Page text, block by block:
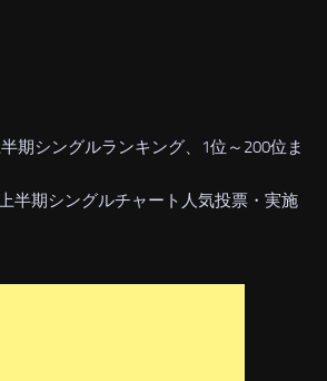
期シングルランキング、1位～200位ま
半期シングルチャート人気投票・実施